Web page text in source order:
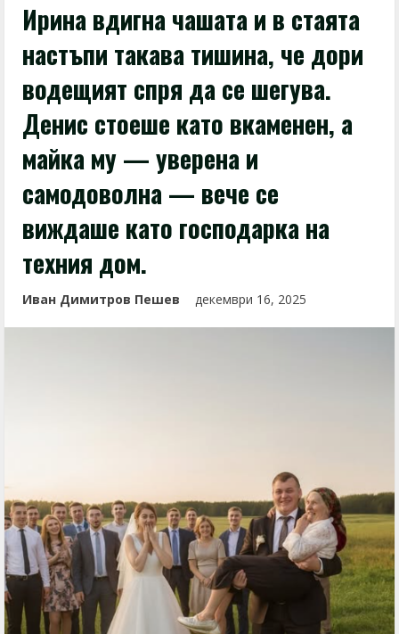
Ирина вдигна чашата и в стаята
настъпи такава тишина, че дори
водещият спря да се шегува.
Денис стоеше като вкаменен, а
майка му — уверена и
самодоволна — вече се
виждаше като господарка на
техния дом.
Иван Димитров Пешев декември 16, 2025